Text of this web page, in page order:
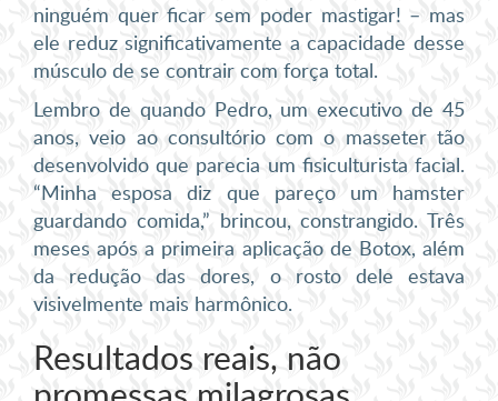
ninguém quer ficar sem poder mastigar! – mas
ele reduz significativamente a capacidade desse
músculo de se contrair com força total.
Lembro de quando Pedro, um executivo de 45
anos, veio ao consultório com o masseter tão
desenvolvido que parecia um fisiculturista facial.
“Minha esposa diz que pareço um hamster
guardando comida,” brincou, constrangido. Três
meses após a primeira aplicação de Botox, além
da redução das dores, o rosto dele estava
visivelmente mais harmônico.
Resultados reais, não